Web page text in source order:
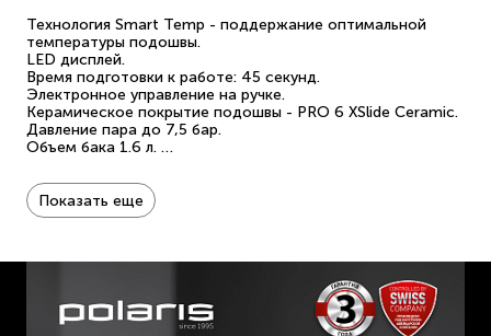
Технология Smart Temp - поддержание оптимальной
температуры подошвы.
LED дисплей.
Время подготовки к работе: 45 секунд.
Электронное управление на ручке.
Керамическое покрытие подошвы - PRO 6 XSlide Ceramic.
Давление пара до 7,5 бар.
Объем бака 1.6 л.
Автоотключение.
Индикация нехватки воды.
Режимы работы: сухое глажение; "паровой удар" до 450 г/
Показать еще